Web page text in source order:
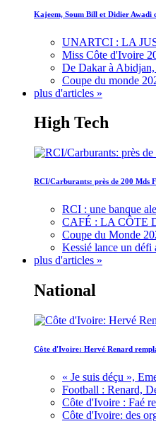
Kajeem, Soum Bill et Didier Awadi
UNARTCI : LA
Miss Côte d'Ivoire
De Dakar à
Coupe du monde
plus d'articles »
High Tech
RCI/Carburants: près de 200 Mds
RCI : une banque
CAFÉ : LA CÔTE
Coupe du Monde
Kessié lance un
plus d'articles »
National
Côte d'Ivoire: Hervé Renard
« Je suis déçu »,
Football : Renard,
Côte d'Ivoire : Faé
Côte d'Ivoire: des